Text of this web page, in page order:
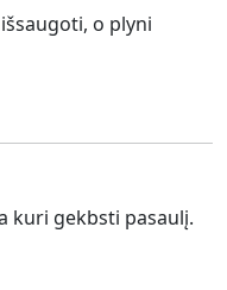
o plyni
kuri gekbsti pasaulį.